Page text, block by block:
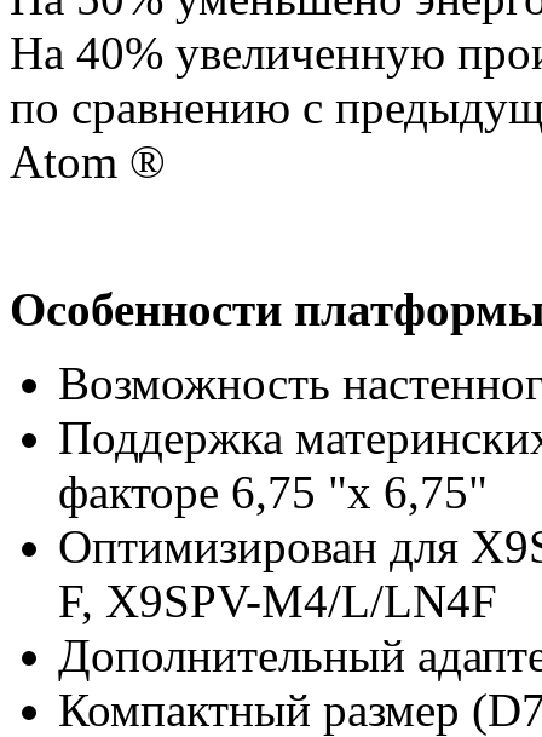
На 40% увеличенную
по сравнению с
Atom ®
Особенности
Возможность
Поддержка
факторе 6,75 "х 6,75"
Оптимизирован для
F, X9SPV-M4/L/LN4F
Дополнительный
Компактный размер